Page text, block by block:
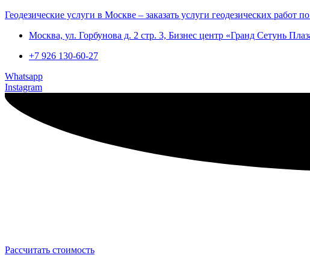
Геодезические услуги в Москве – заказать услуги геодезических работ
Москва, ул. Горбунова д. 2 стр. 3, Бизнес центр «Гранд Сетунь
+7 926 130-60-27
Whatsapp
Instagram
Рассчитать стоимость